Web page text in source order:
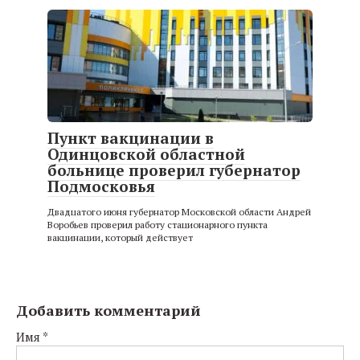
Пункт вакцинации в
Одинцовской областной
больнице проверил губернатор
Подмосковья
Двадцатого июня губернатор Московской области Андрей
Воробьев проверил работу стационарного пункта
вакцинации, который действует
Добавить комментарий
Имя *